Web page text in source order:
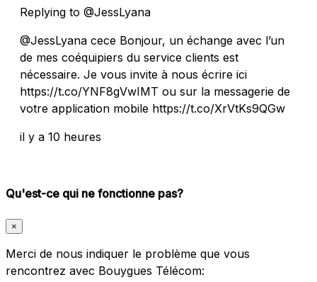
Replying to @JessLyana
@JessLyana cece Bonjour, un échange avec l’un
de mes coéquipiers du service clients est
nécessaire. Je vous invite à nous écrire ici
https://t.co/YNF8gVwIMT ou sur la messagerie de
votre application mobile https://t.co/XrVtKs9QGw
il y a 10 heures
Qu'est-ce qui ne fonctionne pas?
×
Merci de nous indiquer le problème que vous
rencontrez avec Bouygues Télécom: